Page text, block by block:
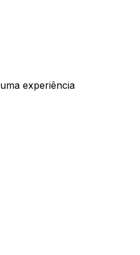
uma experiência